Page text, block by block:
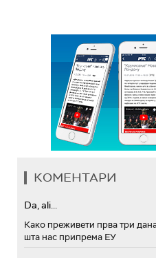
КОМЕНТАРИ
Da, ali...
Како преживети прва три
шта нас припрема ЕУ